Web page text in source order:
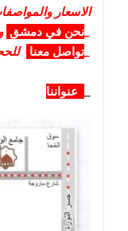
الاسعار
نحن في دمشق
تواصل معنا
عنواننا